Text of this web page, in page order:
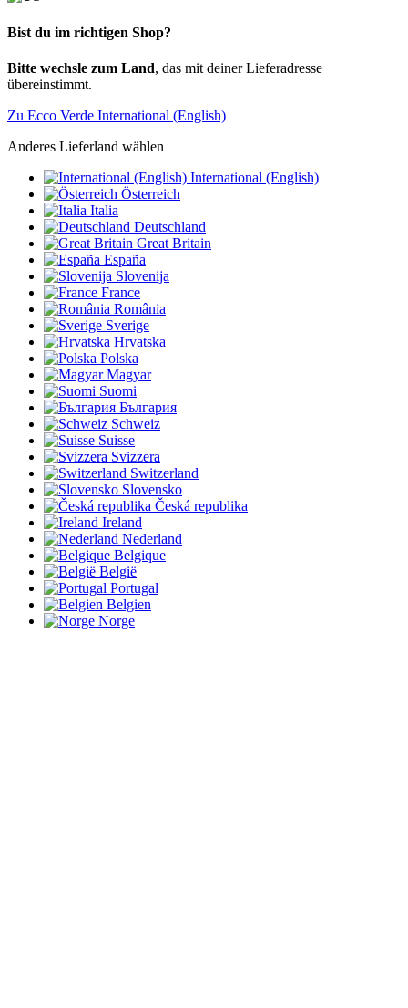
Bist du im richtigen Shop?
Bitte wechsle zum Land, das mit deiner Lieferadresse
übereinstimmt.
Zu Ecco Verde International (English)
Anderes Lieferland wählen
International (English)
Österreich
Italia
Deutschland
Great Britain
España
Slovenija
France
România
Sverige
Hrvatska
Polska
Magyar
Suomi
България
Schweiz
Suisse
Svizzera
Switzerland
Slovensko
Česká republika
Ireland
Nederland
Belgique
België
Portugal
Belgien
Norge